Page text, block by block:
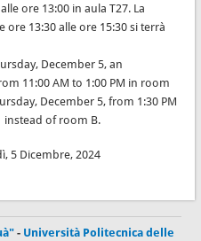
ore 13:00 in aula T27. La
ore 13:30 alle ore 15:30 si terrà
December 5, an
11:00 AM to 1:00 PM in room
December 5, from 1:30 PM
instead of room B.
5 Dicembre, 2024
- Università Politecnica delle